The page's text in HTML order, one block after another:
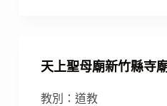
天上聖母廟新竹縣寺
教別：道教